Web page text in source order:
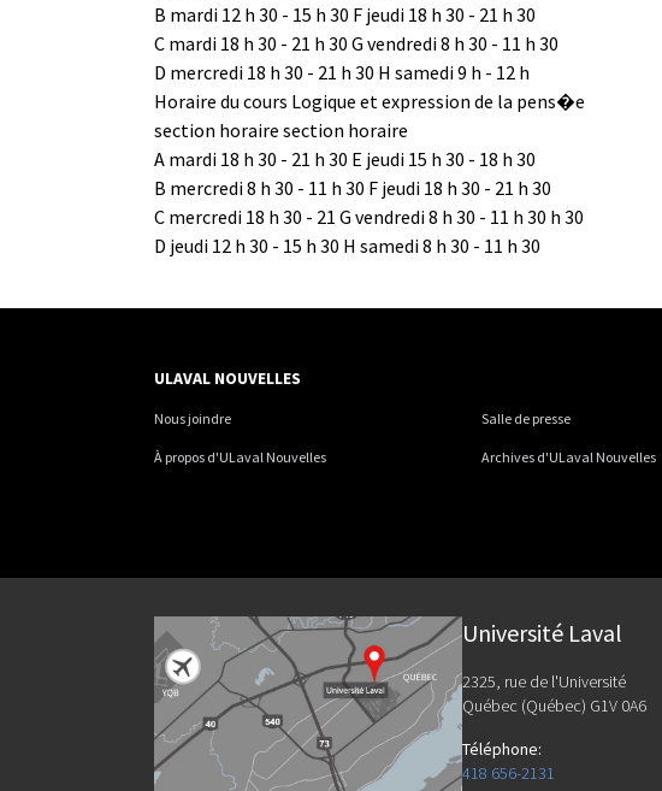
B mardi 12 h 30 - 15 h 30 F jeudi 18 h 30 - 21 h 30
C mardi 18 h 30 - 21 h 30 G vendredi 8 h 30 - 11 h 30
D mercredi 18 h 30 - 21 h 30 H samedi 9 h - 12 h
Horaire du cours Logique et expression de la pens�e
section horaire section horaire
A mardi 18 h 30 - 21 h 30 E jeudi 15 h 30 - 18 h 30
B mercredi 8 h 30 - 11 h 30 F jeudi 18 h 30 - 21 h 30
C mercredi 18 h 30 - 21 G vendredi 8 h 30 - 11 h 30 h 30
D jeudi 12 h 30 - 15 h 30 H samedi 8 h 30 - 11 h 30
ULAVAL NOUVELLES
Nous joindre Salle de presse
À propos d'ULaval Nouvelles Archives d'ULaval Nouvelles
Université Laval
2325, rue de l'Université
Québec (Québec) G1V 0A6
Téléphone:
418 656-2131